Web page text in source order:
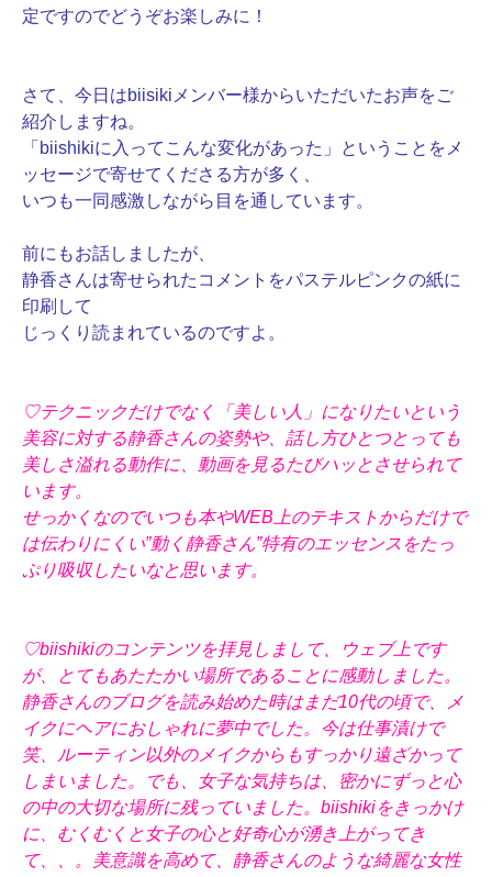
定ですのでどうぞお楽しみに！
さて、今日はbiisikiメンバー様からいただいたお声をご
紹介しますね。
「biishikiに入ってこんな変化があった」ということをメ
ッセージで寄せてくださる方が多く、
いつも一同感激しながら目を通しています。
前にもお話しましたが、
静香さんは寄せられたコメントをパステルピンクの紙に
印刷して
じっくり読まれているのですよ。
♡テクニックだけでなく「美しい人」になりたいという
美容に対する静香さんの姿勢や、話し方ひとつとっても
美しさ溢れる動作に、動画を見るたびハッとさせられて
います。
せっかくなのでいつも本やWEB上のテキストからだけで
は伝わりにくい”動く静香さん”特有のエッセンスをたっ
ぷり吸収したいなと思います。
♡biishikiのコンテンツを拝見しまして、ウェブ上です
が、とてもあたたかい場所であることに感動しました。
静香さんのブログを読み始めた時はまだ10代の頃で、メ
イクにヘアにおしゃれに夢中でした。今は仕事漬けで
笑、ルーティン以外のメイクからもすっかり遠ざかって
しまいました。でも、女子な気持ちは、密かにずっと心
の中の大切な場所に残っていました。biishikiをきっかけ
に、むくむくと女子の心と好奇心が湧き上がってき
て、、。美意識を高めて、静香さんのような綺麗な女性